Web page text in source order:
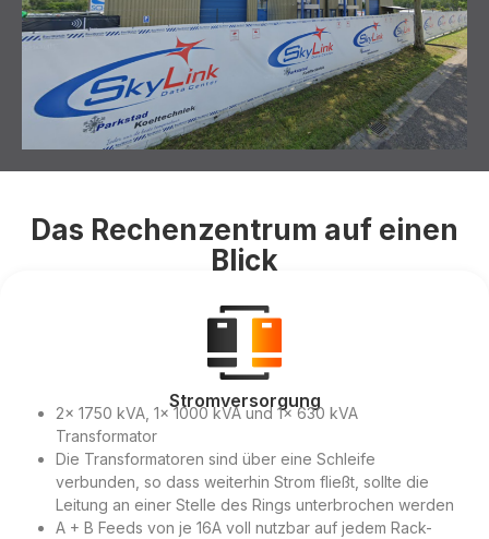
Das Rechenzentrum auf einen
Blick
Stromversorgung
2x 1750 kVA, 1x 1000 kVA und 1x 630 kVA
Transformator
Die Transformatoren sind über eine Schleife
verbunden, so dass weiterhin Strom fließt, sollte die
Leitung an einer Stelle des Rings unterbrochen werden
A + B Feeds von je 16A voll nutzbar auf jedem Rack-